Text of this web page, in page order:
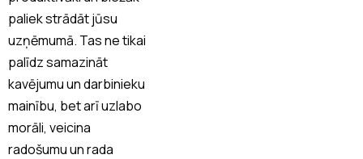
paliek strādāt jūsu
uzņēmumā. Tas ne tikai
palīdz samazināt
kavējumu un darbinieku
mainību, bet arī uzlabo
morāli, veicina
radošumu un rada